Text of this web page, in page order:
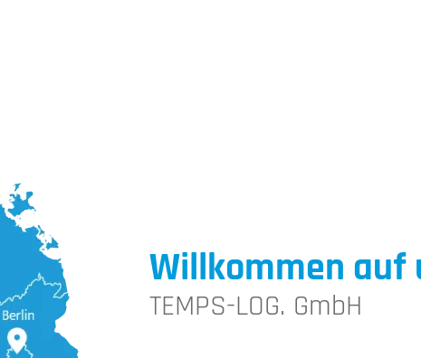
Willkommen auf
TEMPS-LOG. GmbH